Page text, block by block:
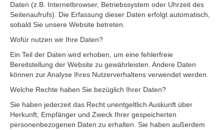
Daten (z.B. Internetbrowser, Betriebssystem oder Uhrzeit des
Seitenaufrufs). Die Erfassung dieser Daten erfolgt automatisch,
sobald Sie unsere Website betreten.
Wofür nutzen wir Ihre Daten?
Ein Teil der Daten wird erhoben, um eine fehlerfreie
Bereitstellung der Website zu gewährleisten. Andere Daten
können zur Analyse Ihres Nutzerverhaltens verwendet werden.
Welche Rechte haben Sie bezüglich Ihrer Daten?
Sie haben jederzeit das Recht unentgeltlich Auskunft über
Herkunft, Empfänger und Zweck Ihrer gespeicherten
personenbezogenen Daten zu erhalten. Sie haben außerdem